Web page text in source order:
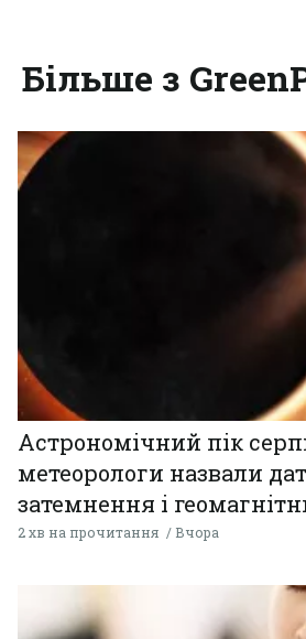
Більше з
Астрономічний пік
метеорологи назвали
затемнення і
2 хв на прочитання Вчора